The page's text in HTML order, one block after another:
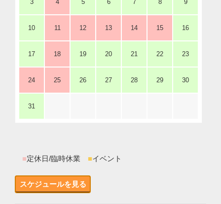
3 4 5 6 7 8 9
10 11 12 13 14 15 16
17 18 19 20 21 22 23
24 25 26 27 28 29 30
31
■定休日/臨時休業 ■イベント
スケジュールを見る